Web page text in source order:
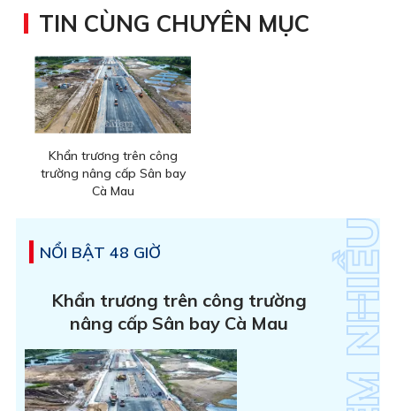
TIN CÙNG CHUYÊN MỤC
Khẩn trương trên công
trường nâng cấp Sân bay
Cà Mau
NỔI BẬT 48 GIỜ
Khẩn trương trên công trường
nâng cấp Sân bay Cà Mau